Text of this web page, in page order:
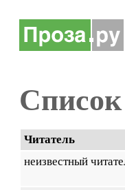
Читатель
неизвестный